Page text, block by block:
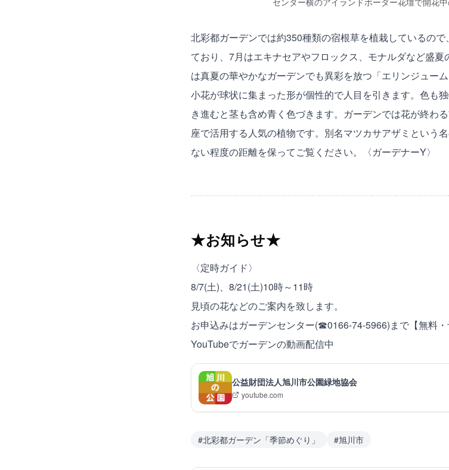
北彩都ガーデンでは約350種類の宿根草を植栽しているの
ており、7月はエキナセアやフロックス、モナルダなど盛
は真夏の華やかなガーデンでも異彩を放つ「エリンジュー
小花が球状に集まった形が個性的で人目を引きます。色も
き進むと茎も含め青く色づきます。ガーデンでは花が終わ
座で活用する人気の植物です。別名マツカサアザミという
ない程度の距離を保ってご覧ください。〈ガーデナーY〉
★お知らせ★
〈定時ガイド〉
8/7(土)、8/21(土)10時～11時
見頃の花などのご案内を致します。
お申込みはガーデンセンター(☎0166-74-5966)まで【無料・
YouTubeでガーデンの動画配信中
公益財団法人旭川市公園緑地協会
youtube.com
#北彩都ガーデン「季節めぐり」 #旭川市